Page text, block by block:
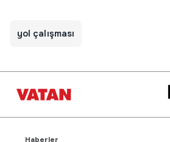
yol çalışması
Haberler